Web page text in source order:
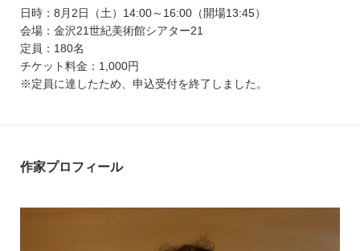
日時：8月2日（土）14:00～16:00（開場13:45）
会場：金沢21世紀美術館シアター21
定員：180名
チケット料金：1,000円
※定員に達したため、申込受付を終了しました。
作家プロフィール